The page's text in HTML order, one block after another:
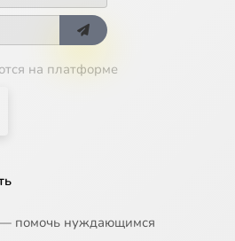
на платформе
— помочь нуждающимся